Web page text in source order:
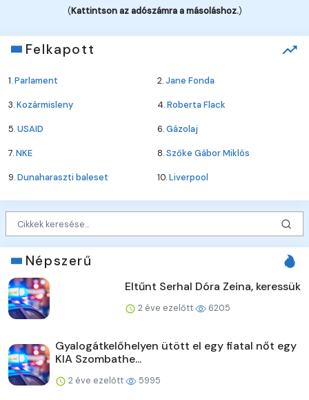
(Kattintson az adószámra a másoláshoz.)
Felkapott
1.Parlament 2.Jane Fonda
3.Kozármisleny 4.Roberta Flack
5.USAID 6.Gázolaj
7.NKE 8.Szőke Gábor Miklós
9.Dunaharaszti baleset 10.Liverpool
Népszerű
Eltűnt Serhal Dóra Zeina, keressük
2 éve ezelőtt 6205
Gyalogátkelőhelyen ütött el egy fiatal nőt egy
KIA Szombathe...
2 éve ezelőtt 5995